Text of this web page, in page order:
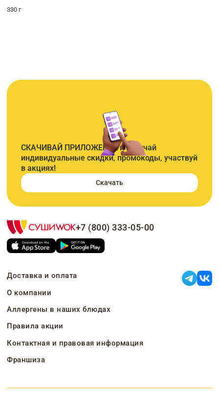
330 г
СКАЧИВАЙ ПРИЛОЖЕНИЕ и получай
индивидуальные скидки, промокоды, участвуй
в акциях!
Скачать
+7 (800) 333-05-00
Доставка и оплата
О компании
Аллергены в наших блюдах
Правила акции
Контактная и правовая информация
Франшиза